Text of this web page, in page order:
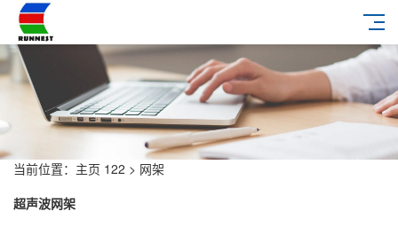
当前位置： 主页 122 > 网架
超声波网架